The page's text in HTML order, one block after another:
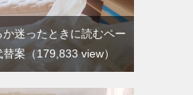
迷ったときに読むペー
替案 （179,833 view）